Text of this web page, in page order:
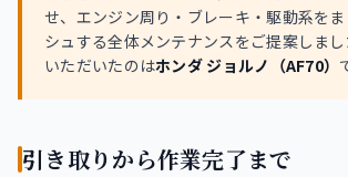
せ、エンジン周り・ブレーキ・駆動系を
シュする全体メンテナンスをご提案しま
いただいたのはホンダ ジョルノ（AF70）
引き取りから作業完了まで